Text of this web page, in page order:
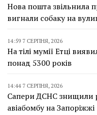
Нова пошта звільнила
вигнали собаку на
14:59 7 СЕРПНЯ, 2026
На тілі мумії Етці
понад 5300 років
14:44 7 СЕРПНЯ, 2026
Сапери ДСНС знищили
авіабомбу на Запоріжжі